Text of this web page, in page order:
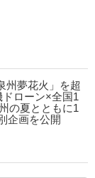
州夢花火」を超
ドローン×全国1
の夏とともに1
企画を公開